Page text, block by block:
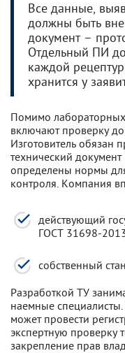
Все данные,
должны быть
документ –
Отдельный ПИ
каждой
хранится у
Помимо лабораторных
включают проверку
Изготовитель обязан
технический
определены нормы
контроля. Компания
действующий
ГОСТ 31698-
собственный
Разработкой ТУ
наемные
может провести
экспертную проверку
закрепление прав